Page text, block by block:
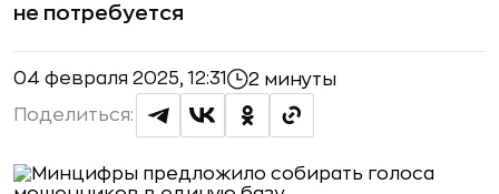
не потребуется
04 февраля 2025, 12:31 2 минуты
Поделиться: